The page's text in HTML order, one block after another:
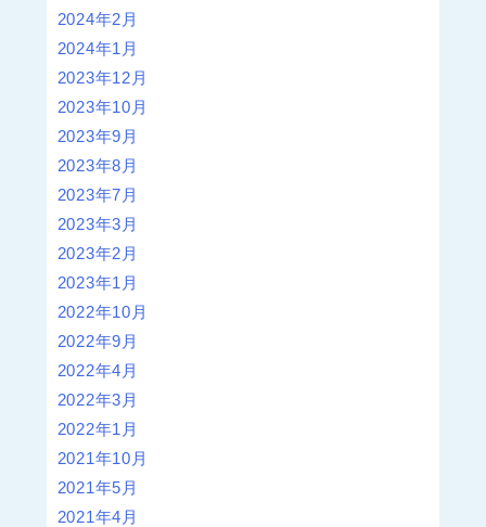
2024年2月
2024年1月
2023年12月
2023年10月
2023年9月
2023年8月
2023年7月
2023年3月
2023年2月
2023年1月
2022年10月
2022年9月
2022年4月
2022年3月
2022年1月
2021年10月
2021年5月
2021年4月